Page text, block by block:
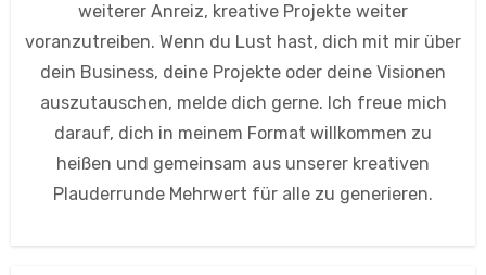
weiterer Anreiz, kreative Projekte weiter
voranzutreiben. Wenn du Lust hast, dich mit mir über
dein Business, deine Projekte oder deine Visionen
auszutauschen, melde dich gerne. Ich freue mich
darauf, dich in meinem Format willkommen zu
heißen und gemeinsam aus unserer kreativen
Plauderrunde Mehrwert für alle zu generieren.